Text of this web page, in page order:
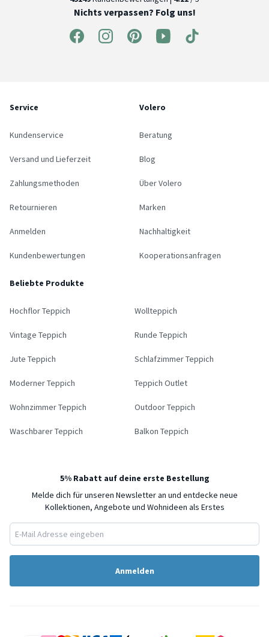
Nichts verpassen? Folg uns!
Service
Kundenservice
Versand und Lieferzeit
Zahlungsmethoden
Retournieren
Anmelden
Kundenbewertungen
Volero
Beratung
Blog
Über Volero
Marken
Nachhaltigkeit
Kooperationsanfragen
Beliebte Produkte
Hochflor Teppich Wollteppich
Vintage Teppich Runde Teppich
Jute Teppich Schlafzimmer Teppich
Moderner Teppich Teppich Outlet
Wohnzimmer Teppich Outdoor Teppich
Waschbarer Teppich Balkon Teppich
5% Rabatt auf deine erste Bestellung
Melde dich für unseren Newsletter an und entdecke neue
Kollektionen, Angebote und Wohnideen als Erstes
Anmelden